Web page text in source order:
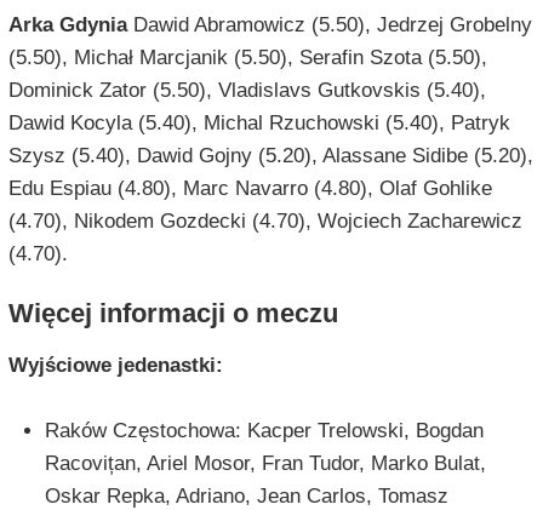
Arka GdyniaDawid Abramowicz (5.50), Jedrzej Grobelny
(5.50), Michał Marcjanik (5.50), Serafin Szota (5.50),
Dominick Zator (5.50), Vladislavs Gutkovskis (5.40),
Dawid Kocyla (5.40), Michal Rzuchowski (5.40), Patryk
Szysz (5.40), Dawid Gojny (5.20), Alassane Sidibe (5.20),
Edu Espiau (4.80), Marc Navarro (4.80), Olaf Gohlike
(4.70), Nikodem Gozdecki (4.70), Wojciech Zacharewicz
(4.70).
Więcej informacji o meczu
Wyjściowe jedenastki:
Raków Częstochowa: Kacper Trelowski, Bogdan
Racovițan, Ariel Mosor, Fran Tudor, Marko Bulat,
Oskar Repka, Adriano, Jean Carlos, Tomasz